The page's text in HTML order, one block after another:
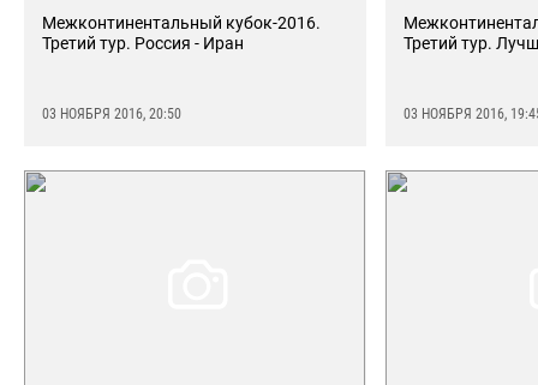
Межконтинентальный кубок-2016.
Третий тур. Россия - Иран
03 НОЯБРЯ 2016, 20:50
Третий тур.
03 НОЯБРЯ 2016,